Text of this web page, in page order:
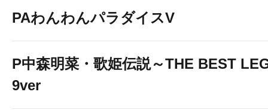
PAわんわんパラダイスV
P中森明菜・歌姫伝説～THE BEST
9ver